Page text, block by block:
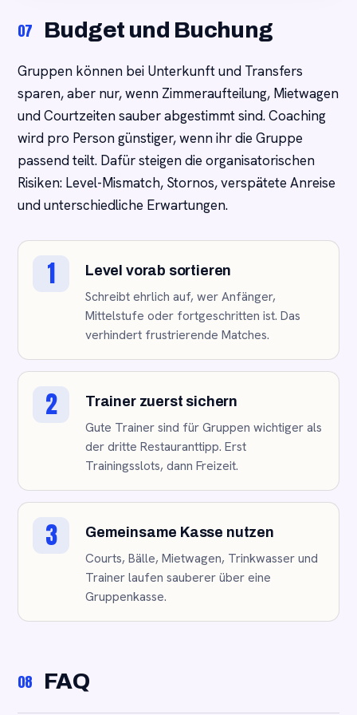
07 Budget und Buchung
Gruppen können bei Unterkunft und Transfers
sparen, aber nur, wenn Zimmeraufteilung, Mietwagen
und Courtzeiten sauber abgestimmt sind. Coaching
wird pro Person günstiger, wenn ihr die Gruppe
passend teilt. Dafür steigen die organisatorischen
Risiken: Level-Mismatch, Stornos, verspätete Anreise
und unterschiedliche Erwartungen.
1 Level vorab sortieren
Schreibt ehrlich auf, wer Anfänger,
Mittelstufe oder fortgeschritten ist. Das
verhindert frustrierende Matches.
2 Trainer zuerst sichern
Gute Trainer sind für Gruppen wichtiger als
der dritte Restauranttipp. Erst
Trainingsslots, dann Freizeit.
3 Gemeinsame Kasse nutzen
Courts, Bälle, Mietwagen, Trinkwasser und
Trainer laufen sauberer über eine
Gruppenkasse.
08 FAQ